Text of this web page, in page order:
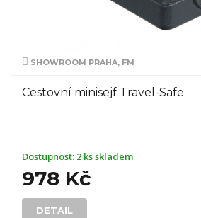
SHOWROOM PRAHA, FM
Cestovní minisejf Travel-Safe
Dostupnost: 2 ks skladem
978 Kč
DETAIL